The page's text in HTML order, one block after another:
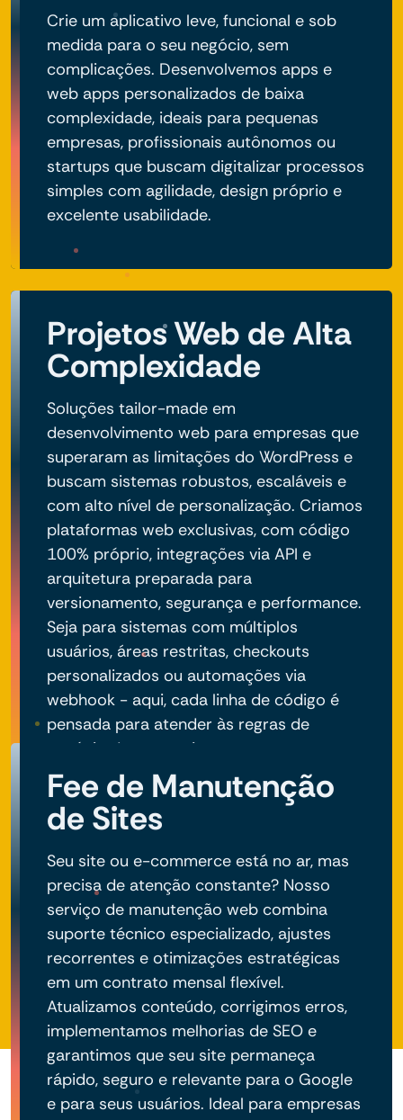
Crie um aplicativo leve, funcional e sob
medida para o seu negócio, sem
complicações. Desenvolvemos apps e
web apps personalizados de baixa
complexidade, ideais para pequenas
empresas, profissionais autônomos ou
startups que buscam digitalizar processos
simples com agilidade, design próprio e
excelente usabilidade.
Projetos Web de Alta
Complexidade
Soluções tailor-made em
desenvolvimento web para empresas que
superaram as limitações do WordPress e
buscam sistemas robustos, escaláveis e
com alto nível de personalização. Criamos
plataformas web exclusivas, com código
100% próprio, integrações via API e
arquitetura preparada para
versionamento, segurança e performance.
Seja para sistemas com múltiplos
usuários, áreas restritas, checkouts
personalizados ou automações via
webhook - aqui, cada linha de código é
pensada para atender às regras de
negócio do seu projeto.
Fee de Manutenção
de Sites
Seu site ou e-commerce está no ar, mas
precisa de atenção constante? Nosso
serviço de manutenção web combina
suporte técnico especializado, ajustes
recorrentes e otimizações estratégicas
em um contrato mensal flexível.
Atualizamos conteúdo, corrigimos erros,
implementamos melhorias de SEO e
garantimos que seu site permaneça
rápido, seguro e relevante para o Google
e para seus usuários. Ideal para empresas